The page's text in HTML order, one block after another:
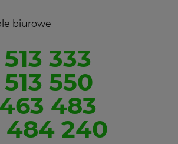
biurowe
333
550
483
484 240